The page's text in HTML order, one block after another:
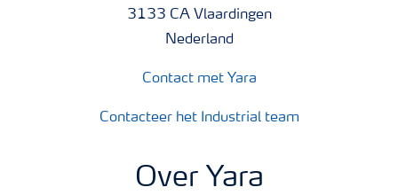
3133 CA Vlaardingen
Nederland
Contact met Yara
Contacteer het Industrial team
Over Yara